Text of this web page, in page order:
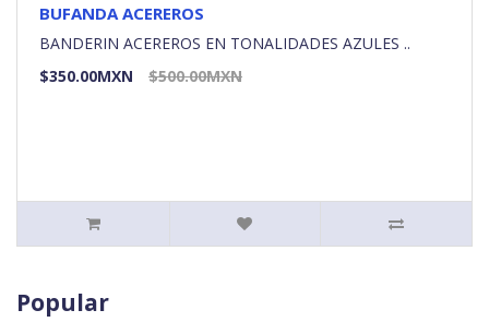
BUFANDA ACEREROS
BANDERIN ACEREROS EN TONALIDADES AZULES ..
$350.00MXN
$500.00MXN
Popular